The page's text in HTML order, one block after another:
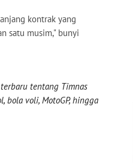
kontrak yang
satu musim," bunyi
tentang Timnas
bola voli, MotoGP, hingga